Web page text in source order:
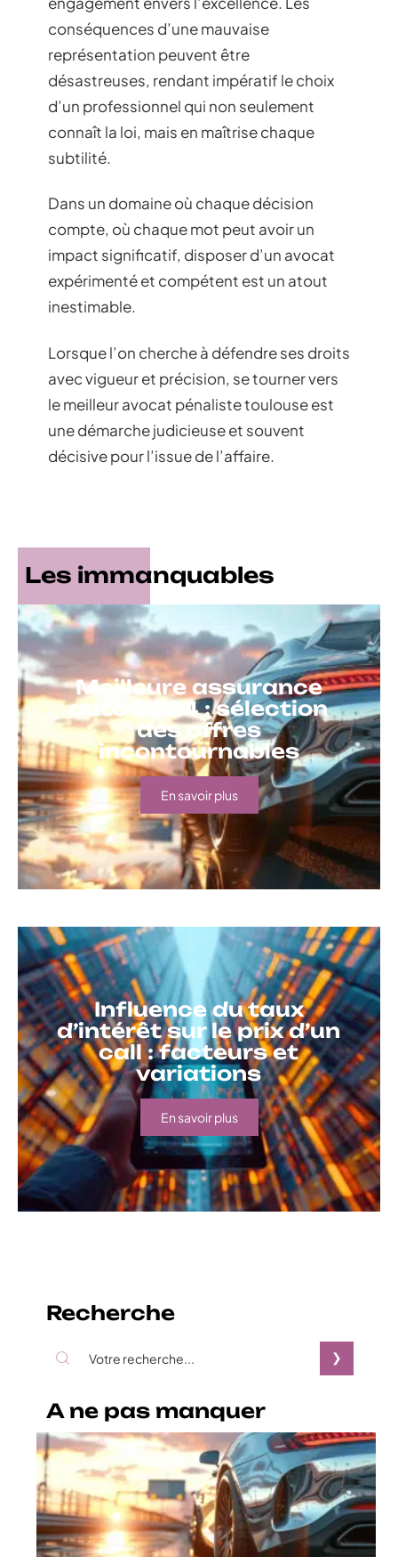
conséquences d’une mauvaise
représentation peuvent être
désastreuses, rendant impératif le choix
d’un professionnel qui non seulement
connaît la loi, mais en maîtrise chaque
subtilité.
Dans un domaine où chaque décision
compte, où chaque mot peut avoir un
impact significatif, disposer d’un avocat
expérimenté et compétent est un atout
inestimable.
Lorsque l’on cherche à défendre ses droits
avec vigueur et précision, se tourner vers
le meilleur avocat pénaliste toulouse est
une démarche judicieuse et souvent
décisive pour l’issue de l’affaire.
Les immanquables
Meilleure assurance
auto 2024 : sélection
des offres
incontournables
En savoir plus
Influence du taux
d’intérêt sur le prix d’un
call : facteurs et
variations
En savoir plus
Recherche
A ne pas manquer